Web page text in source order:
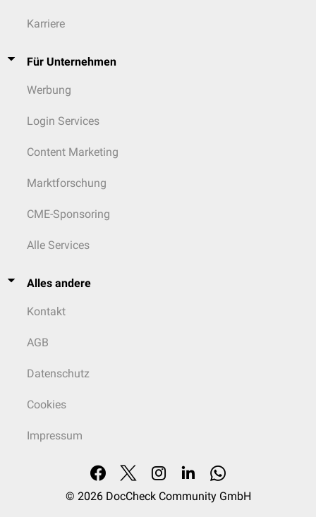
Karriere
Für Unternehmen
Werbung
Login Services
Content Marketing
Marktforschung
CME-Sponsoring
Alle Services
Alles andere
Kontakt
AGB
Datenschutz
Cookies
Impressum
© 2026 DocCheck Community GmbH